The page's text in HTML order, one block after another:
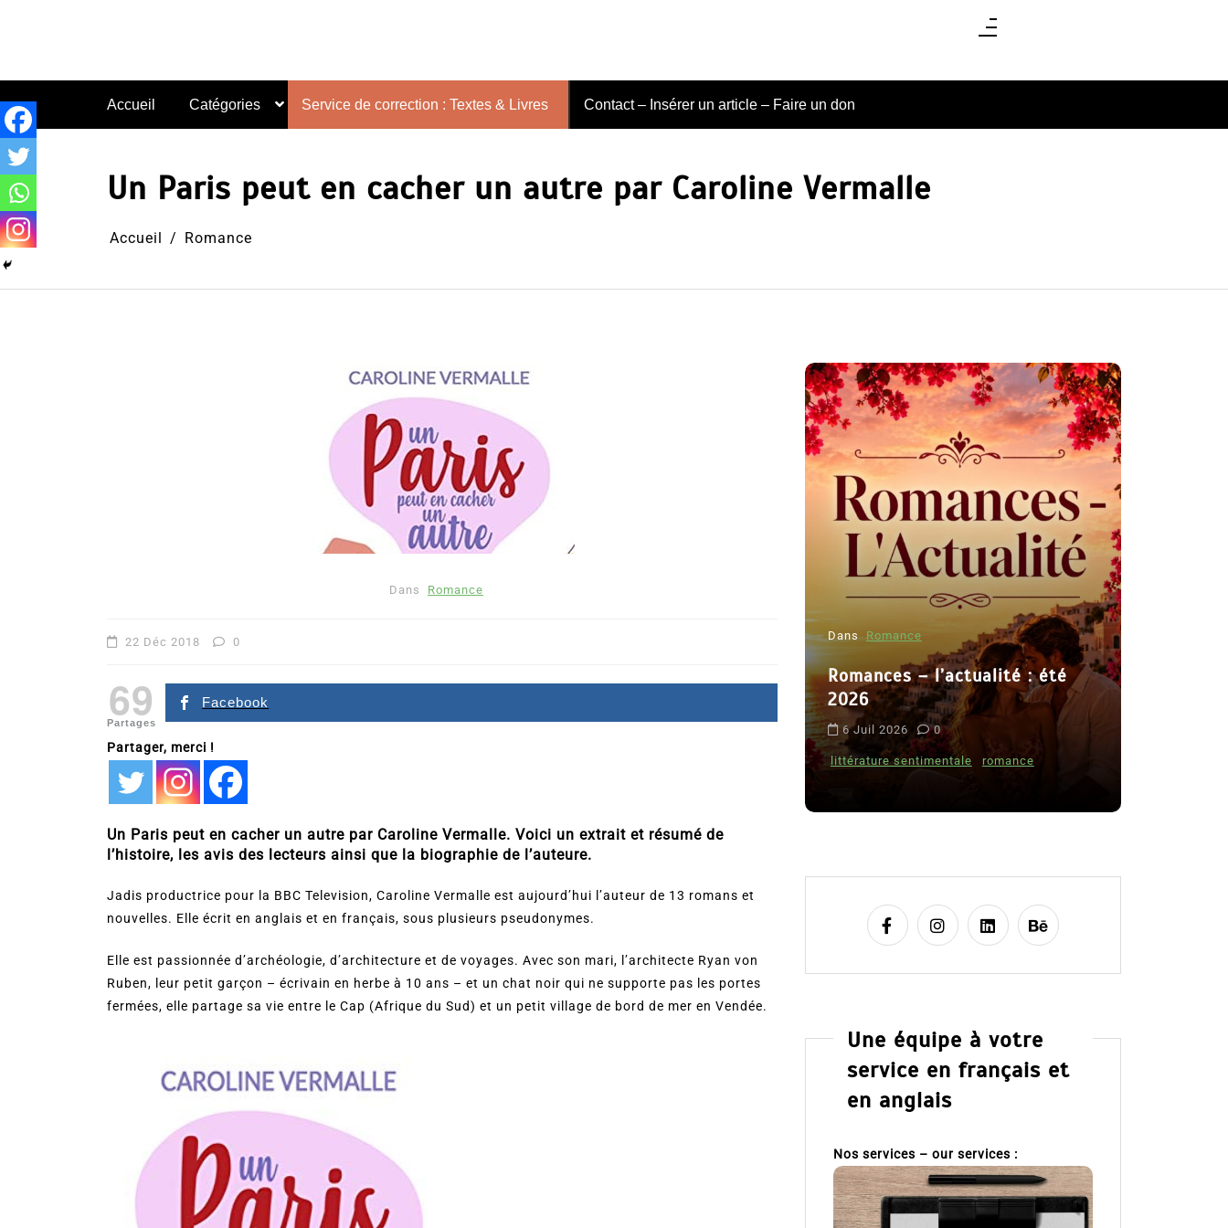
Accueil Catégories Service de correction : Textes & Livres Contact – Insérer un article – Faire un don
Un Paris peut en cacher un autre par Caroline Vermalle
Accueil Romance
Dans Romance
22 Déc 2018 0
69
Partages
Facebook
Partager, merci !
Un Paris peut en cacher un autre par Caroline Vermalle. Voici un extrait et résumé de
l’histoire, les avis des lecteurs ainsi que la biographie de l’auteure.
Jadis productrice pour la BBC Television, Caroline Vermalle est aujourd’hui l’auteur de 13 romans et
nouvelles. Elle écrit en anglais et en français, sous plusieurs pseudonymes.
Elle est passionnée d’archéologie, d’architecture et de voyages. Avec son mari, l’architecte Ryan von
Ruben, leur petit garçon – écrivain en herbe à 10 ans – et un chat noir qui ne supporte pas les portes
fermées, elle partage sa vie entre le Cap (Afrique du Sud) et un petit village de bord de mer en Vendée.
Dans Romance
2026
littérature sentimentale
Dans Thriller
Le coupable n’est pas Camille
Dans Romance
Romances – l’actualité : été
2026
6 Juil 2026 0
littérature sentimentale romance
Une équipe à votre
service en français et
en anglais
Nos services – our services :